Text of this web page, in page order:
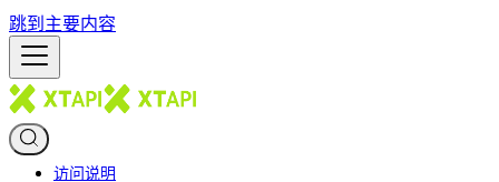
跳到主要内容
访问说明